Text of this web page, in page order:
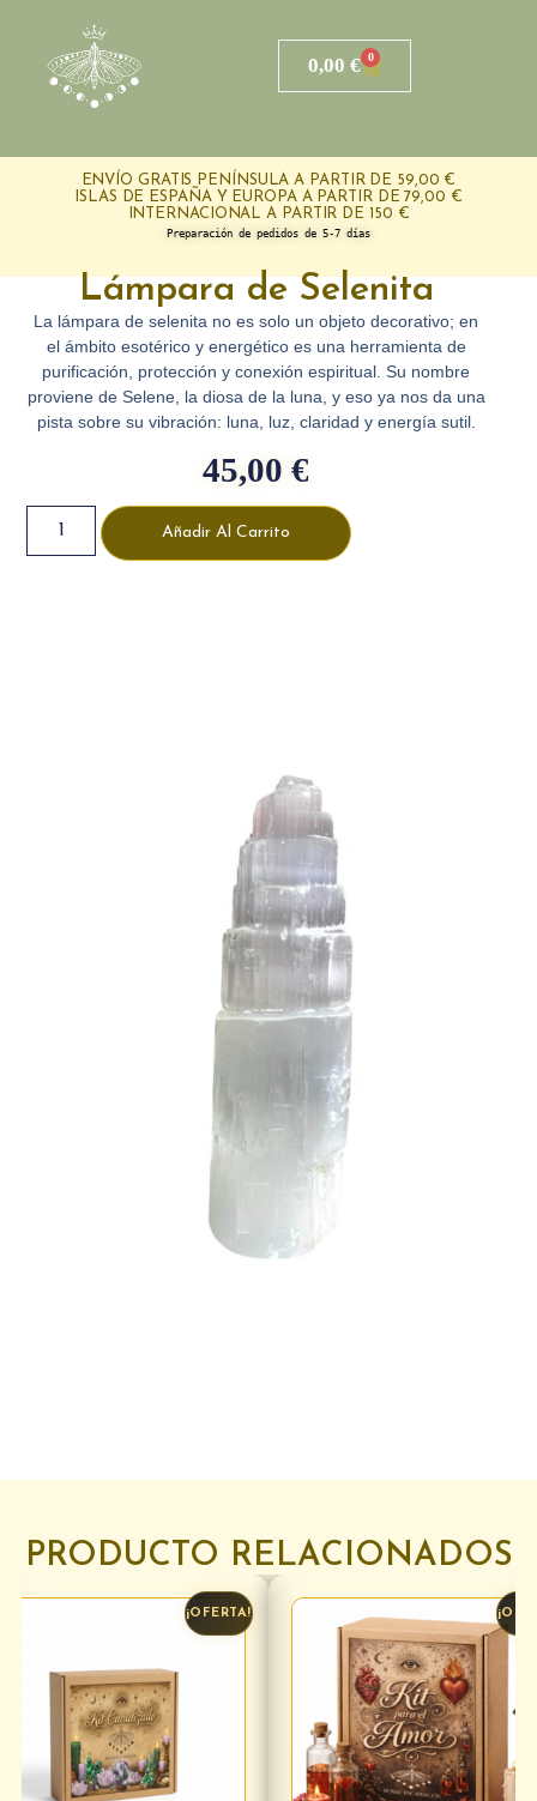
0,00€ 0
ENVÍO GRATIS PENÍNSULA A PARTIR DE 59,00 €
ISLAS DE ESPAÑA Y EUROPA A PARTIR DE 79,00 €
INTERNACIONAL A PARTIR DE 150 €
Preparación de pedidos de 5-7 días
Lámpara de Selenita
La lámpara de selenita no es solo un objeto decorativo; en
el ámbito esotérico y energético es una herramienta de
purificación, protección y conexión espiritual . Su nombre
proviene de Selene, la diosa de la luna , y eso ya nos da una
pista sobre su vibración: luna, luz, claridad y energía sutil.
45,00€
Añadir Al Carrito
PRODUCTO RELACIONADOS
¡OFERTA!